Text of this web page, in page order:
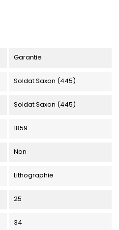
Garantie
Soldat Saxon (445)
Soldat Saxon (445)
1859
Non
Lithographie
25
34